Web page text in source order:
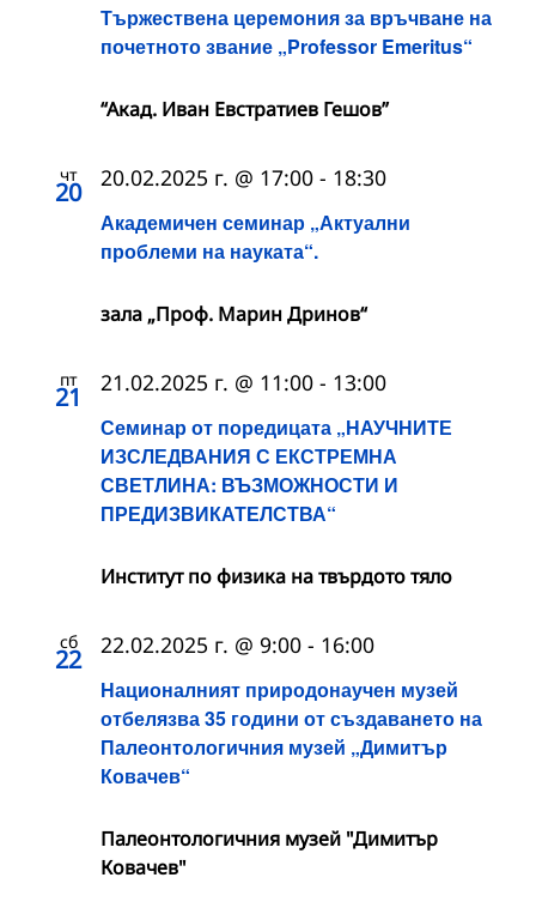
Тържествена церемония за връчване на
почетното звание „Professor Emeritus“
“Акад. Иван Евстратиев Гешов”
чт
20
Академичен семинар „Актуални
проблеми на науката“.
20.02.2025 г. @ 17:00 - 18:30
зала „Проф. Марин Дринов“
пт
21
Семинар от поредицата „НАУЧНИТЕ
ИЗСЛЕДВАНИЯ С ЕКСТРЕМНА
СВЕТЛИНА: ВЪЗМОЖНОСТИ И
ПРЕДИЗВИКАТЕЛСТВА“
21.02.2025 г. @ 11:00 - 13:00
Институт по физика на твърдото тяло
сб
22
Националният природонаучен музей
отбелязва 35 години от създаването на
Палеонтологичния музей „Димитър
Ковачев“
22.02.2025 г. @ 9:00 - 16:00
Палеонтологичния музей "Димитър
Ковачев"